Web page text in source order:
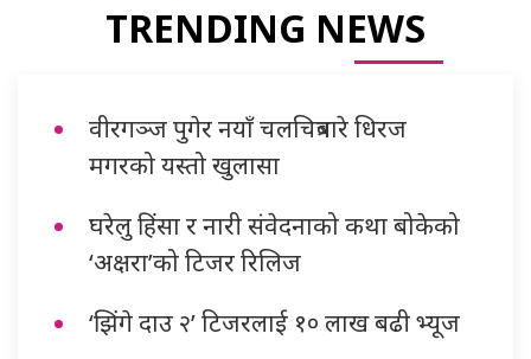
TRENDING NEWS
वीरगञ्ज पुगेर नयाँ चलचित्रबारे धिरज
मगरको यस्तो खुलासा
घरेलु हिंसा र नारी संवेदनाको कथा बोकेको
‘अक्षरा’को टिजर रिलिज
‘झिंगे दाउ २’ टिजरलाई १० लाख बढी भ्यूज